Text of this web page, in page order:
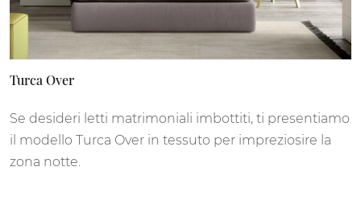
Turca Over
Se desideri letti matrimoniali imbottiti, ti presentiamo
il modello Turca Over in tessuto per impreziosire la
zona notte.